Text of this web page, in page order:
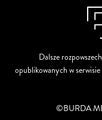
Dalsze
opublikowanych w
©BURDA